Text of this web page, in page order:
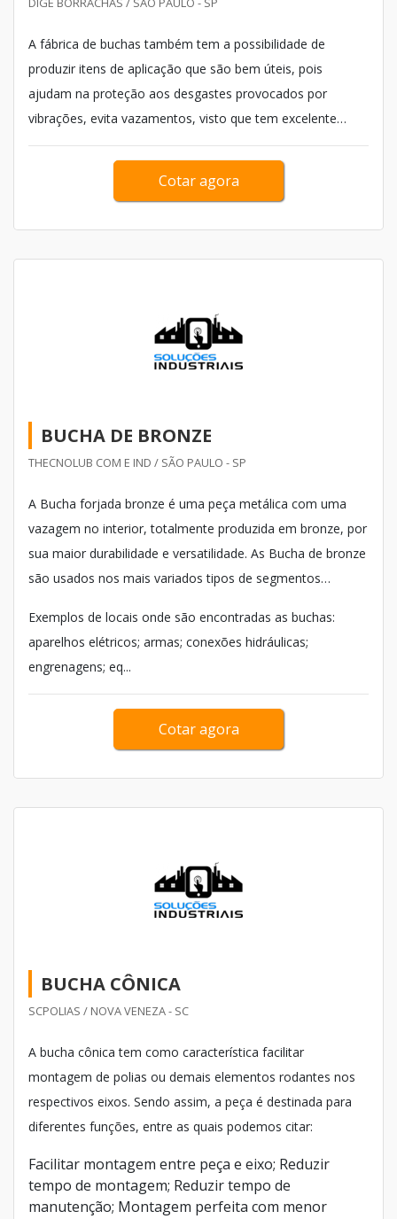
A fábrica de buchas também tem a possibilidade de
produzir itens de aplicação que são bem úteis, pois
ajudam na proteção aos desgastes provocados por
vibrações, evita vazamentos, visto que tem excelente
adesão e longa durabilidade encontrada de maneira
natural nos componentes feitos de borracha, que são
fortes para suportar diferentes modificações...
Cotar agora
BUCHA DE BRONZE
THECNOLUB COM E IND / SÃO PAULO - SP
A Bucha forjada bronze é uma peça metálica com uma
vazagem no interior, totalmente produzida em bronze, por
sua maior durabilidade e versatilidade. As Bucha de bronze
são usados nos mais variados tipos de segmentos
Exemplos de locais onde são encontradas as buchas:
aparelhos elétricos; armas; conexões hidráulicas;
engrenagens; eq...
Cotar agora
BUCHA CÔNICA
SCPOLIAS / NOVA VENEZA - SC
A bucha cônica tem como característica facilitar
montagem de polias ou demais elementos rodantes nos
respectivos eixos. Sendo assim, a peça é destinada para
diferentes funções, entre as quais podemos citar:
Facilitar montagem entre peça e eixo; Reduzir
tempo de montagem; Reduzir tempo de
manutenção; Montagem perfeita com menor